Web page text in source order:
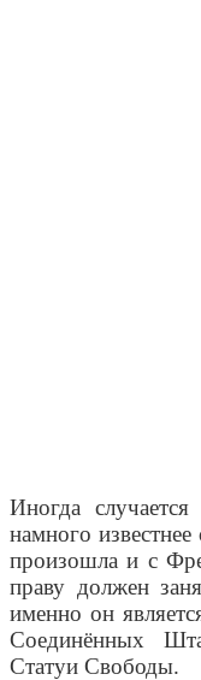
Иногда
намного
произошла и с
праву должен
именно он
Соединённых
Статуи Свободы.